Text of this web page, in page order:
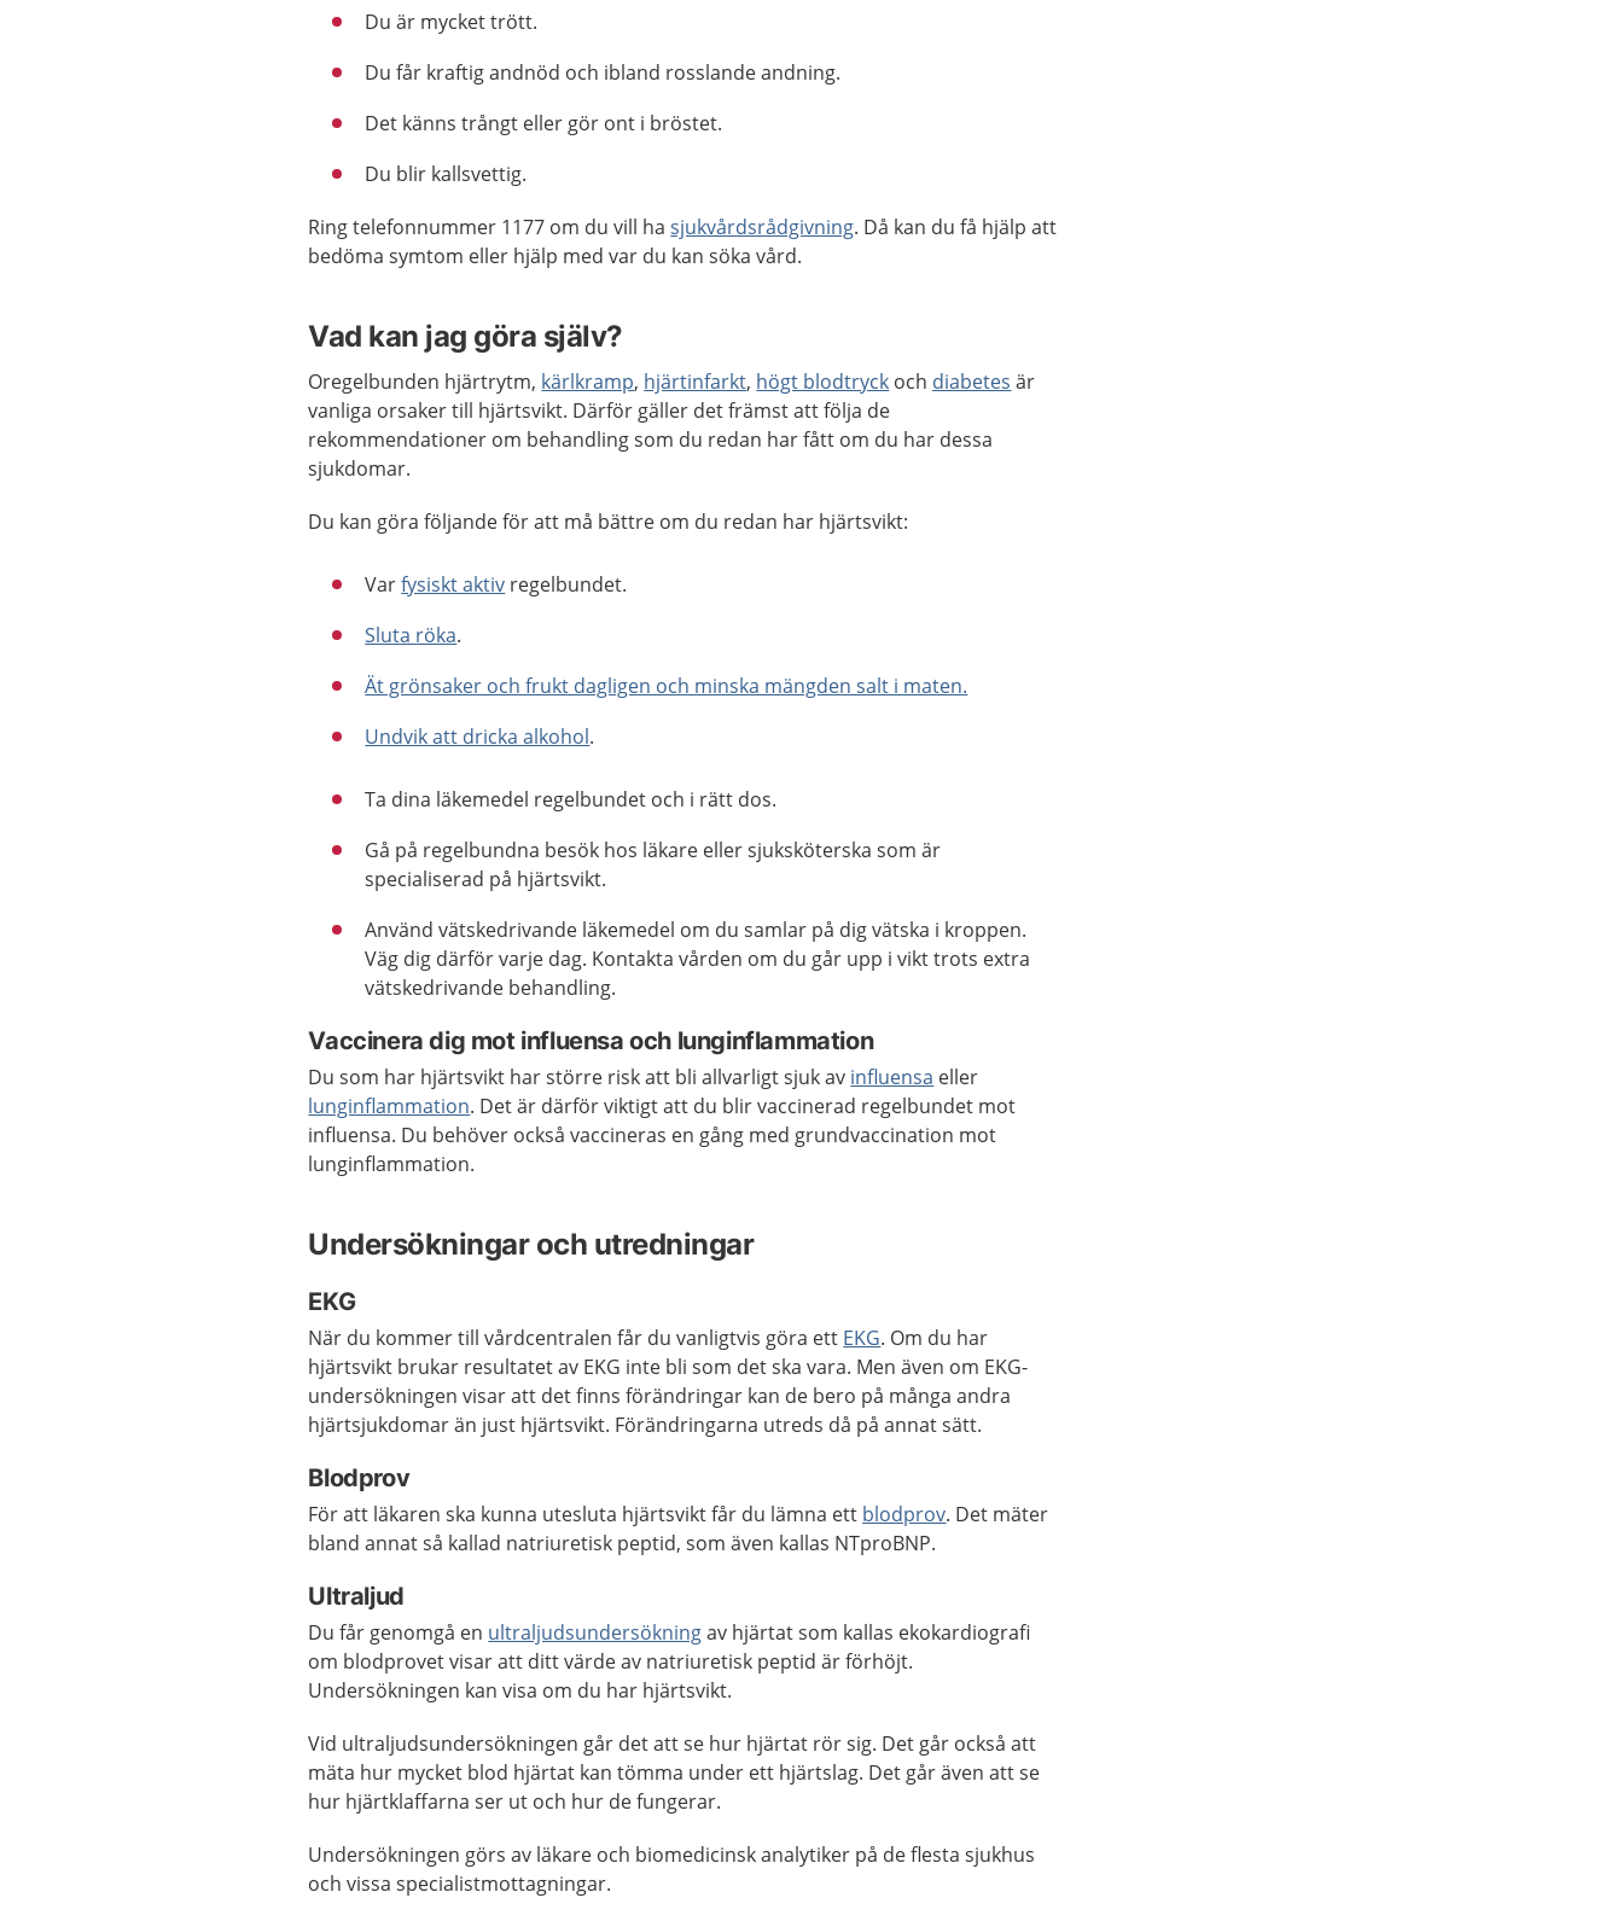
Du är mycket trött.
Du får kraftig andnöd och ibland rosslande andning.
Det känns trångt eller gör ont i bröstet.
Du blir kallsvettig.
Ring telefonnummer 1177 om du vill hasjukvårdsrådgivning. Då kan du få hjälp att
bedöma symtom eller hjälp med var du kan söka vård.
Vad kan jag göra själv?
Oregelbunden hjärtrytm, kärlkramp, hjärtinfarkt, högt blodtryck och diabetes är
vanliga orsaker till hjärtsvikt. Därför gäller det främst att följa de
rekommendationer om behandling som du redan har fått om du har dessa
sjukdomar.
Du kan göra följande för att må bättre om du redan har hjärtsvikt:
Varfysiskt aktiv regelbundet.
Sluta röka.
Ät grönsaker och frukt dagligen och minska mängden salt i maten.
Undvik att dricka alkohol.
Ta dina läkemedel regelbundet och i rätt dos.
Gå på regelbundna besök hos läkare eller sjuksköterska som är
specialiserad på hjärtsvikt.
Använd vätskedrivande läkemedel om du samlar på dig vätska i kroppen.
Väg dig därför varje dag. Kontakta vården om du går upp i vikt trots extra
vätskedrivande behandling.
Vaccinera dig mot influensa och lunginflammation
Du som har hjärtsvikt har större risk att bli allvarligt sjuk av influensa eller
lunginflammation. Det är därför viktigt att du blir vaccinerad regelbundet mot
influensa. Du behöver också vaccineras en gång med grundvaccination mot
lunginflammation.
Undersökningar och utredningar
EKG
När du kommer till vårdcentralen får du vanligtvis göra ett EKG. Om du har
hjärtsvikt brukar resultatet av EKG inte bli som det ska vara. Men även om EKG-
undersökningen visar att det finns förändringar kan de bero på många andra
hjärtsjukdomar än just hjärtsvikt. Förändringarna utreds då på annat sätt.
Blodprov
För att läkaren ska kunna utesluta hjärtsvikt får du lämna ett blodprov. Det mäter
bland annat så kallad natriuretisk peptid, som även kallas NTproBNP.
Ultraljud
Du får genomgå en ultraljudsundersökningav hjärtat som kallas ekokardiografi
om blodprovet visar att ditt värde av natriuretisk peptid är förhöjt.
Undersökningen kan visa om du har hjärtsvikt.
Vid ultraljudsundersökningen går det att se hur hjärtat rör sig. Det går också att
mäta hur mycket blod hjärtat kan tömma under ett hjärtslag. Det går även att se
hur hjärtklaffarna ser ut och hur de fungerar.
Undersökningen görs av läkare och biomedicinsk analytiker på de flesta sjukhus
och vissa specialistmottagningar.